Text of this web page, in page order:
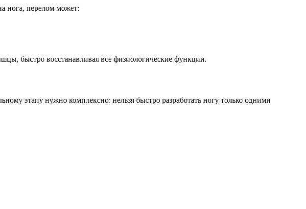
нога, перелом может:
быстро восстанавливая все физиологические функции.
этапу нужно комплексно: нельзя быстро разработать ногу только одними